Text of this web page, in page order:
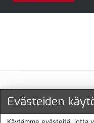
Maksu-
Evästeiden